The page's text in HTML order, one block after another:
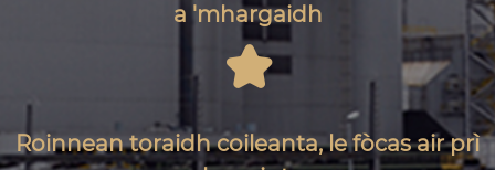
a 'mhargaidh

Roinnean toraidh coileanta, le fòcas air prì